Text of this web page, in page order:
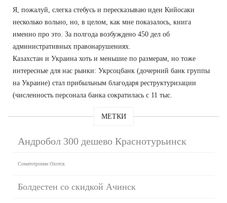
Я, пожалуй, слегка стебусь и пересказываю идеи Кийосаки
несколько вольно, но, в целом, как мне показалось, книга
именно про это. За полгода возбуждено 450 дел об
административных правонарушениях.
Казахстан и Украина хоть и меньшие по размерам, но тоже
интересные для нас рынки: Укрсоцбанк (дочерний банк группы
на Украине) стал прибыльным благодаря реструктуризации
(численность персонала банка сократилась с 11 тыс.
МЕТКИ
Андробол 300 дешево Краснотурьинск
Соматотропин Охотск
Болдестен со скидкой Ачинск